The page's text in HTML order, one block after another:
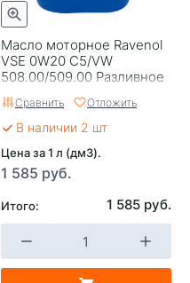
Масло моторное Ravenol
VSE 0W20 С5/VW
508.00/509.00 Разливное
10л
Сравнить Отложить
В наличии 2 шт
Цена за 1 л (дм3).
1 585 руб.
Итого: 1 585 руб.